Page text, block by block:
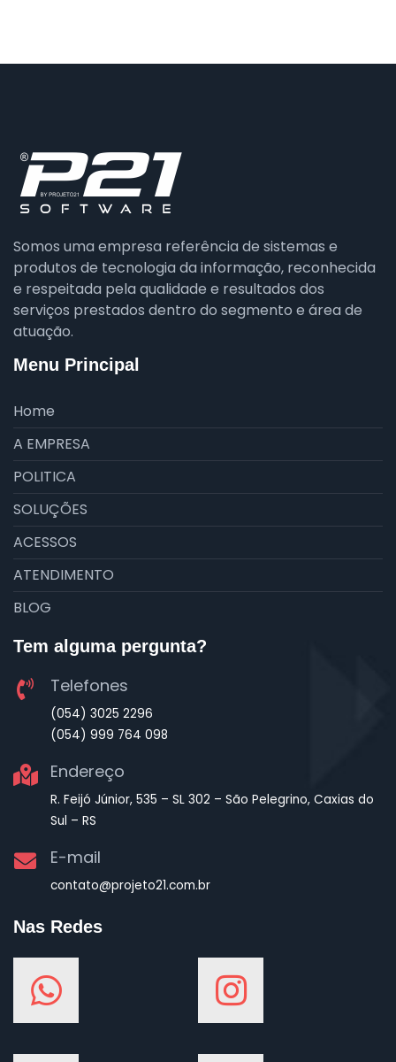
Somos uma empresa referência de sistemas e
produtos de tecnologia da informação, reconhecida
e respeitada pela qualidade e resultados dos
serviços prestados dentro do segmento e área de
atuação.
Menu Principal
Home
A EMPRESA
POLITICA
SOLUÇÕES
ACESSOS
ATENDIMENTO
BLOG
Tem alguma pergunta?
Telefones
(054) 3025 2296
(054) 999 764 098
Endereço
R. Feijó Júnior, 535 – SL 302 – São Pelegrino, Caxias do
Sul – RS
E-mail
contato@projeto21.com.br
Nas Redes